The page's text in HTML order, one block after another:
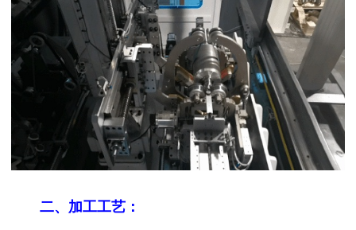
二、加工工艺：